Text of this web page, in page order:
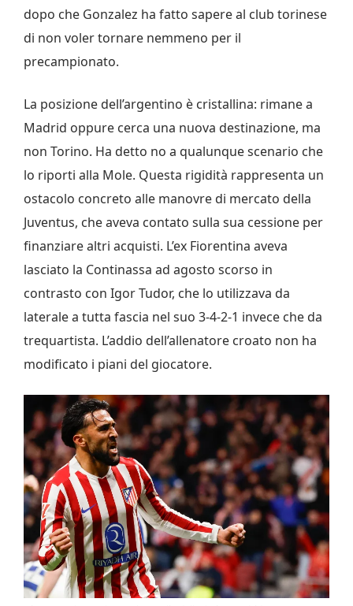
dopo che Gonzalez ha fatto sapere al club torinese
di non voler tornare nemmeno per il
precampionato.
La posizione dell’argentino è cristallina: rimane a
Madrid oppure cerca una nuova destinazione, ma
non Torino. Ha detto no a qualunque scenario che
lo riporti alla Mole. Questa rigidità rappresenta un
ostacolo concreto alle manovre di mercato della
Juventus, che aveva contato sulla sua cessione per
finanziare altri acquisti. L’ex Fiorentina aveva
lasciato la Continassa ad agosto scorso in
contrasto con Igor Tudor, che lo utilizzava da
laterale a tutta fascia nel suo 3-4-2-1 invece che da
trequartista. L’addio dell’allenatore croato non ha
modificato i piani del giocatore.